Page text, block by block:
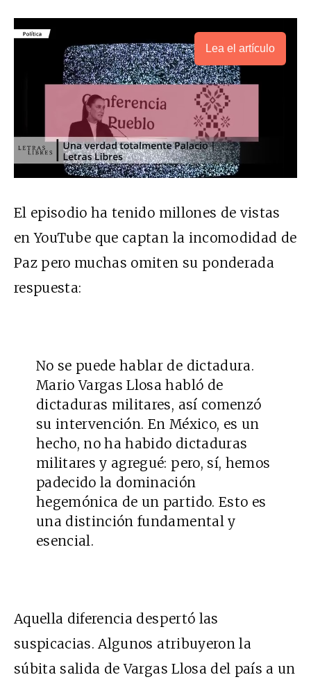
Lea el artículo
El episodio ha tenido millones de vistas
en YouTube que captan la incomodidad de
Paz pero muchas omiten su ponderada
respuesta:
No se puede hablar de dictadura.
Mario Vargas Llosa habló de
dictaduras militares, así comenzó
su intervención. En México, es un
hecho, no ha habido dictaduras
militares y agregué: pero, sí, hemos
padecido la dominación
hegemónica de un partido. Esto es
una distinción fundamental y
esencial.
Aquella diferencia despertó las
suspicacias. Algunos atribuyeron la
súbita salida de Vargas Llosa del país a un